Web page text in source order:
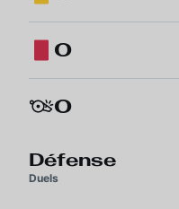
0
0
Défense
Duels